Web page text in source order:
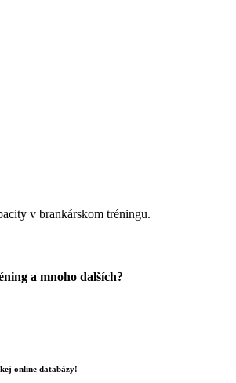
v brankárskom tréningu.
a mnoho dalších?
online databázy!